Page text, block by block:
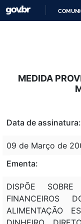
MEDIDA
Data de assinatura:
09 de Março de
Ementa:
DISPÕE
FINANCEIROS
ALIMENTAÇÃO